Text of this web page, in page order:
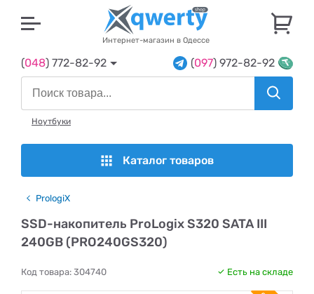
Интернет-магазин в Одессе
(048) 772-82-92 (097) 972-82-92
Ноутбуки
Каталог товаров
PrologiX
SSD-накопитель ProLogix S320 SATA III
240GB (PRO240GS320)
Код товара: 304740 Есть на складе